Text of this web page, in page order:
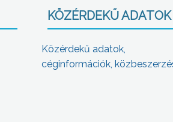
KÖZÉRDEKŰ ADATOK
Közérdekű adatok,
céginformációk,